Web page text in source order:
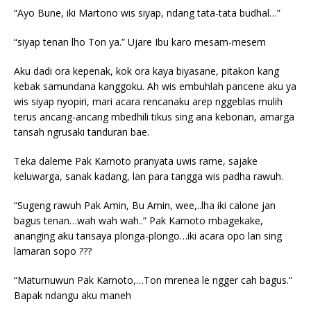
“Ayo Bune, iki Martono wis siyap, ndang tata-tata budhal…”
“siyap tenan lho Ton ya.” Ujare Ibu karo mesam-mesem
Aku dadi ora kepenak, kok ora kaya biyasane, pitakon kang
kebak samundana kanggoku. Ah wis embuhlah pancene aku ya
wis siyap nyopiri, mari acara rencanaku arep nggeblas mulih
terus ancang-ancang mbedhili tikus sing ana kebonan, amarga
tansah ngrusaki tanduran bae.
Teka daleme Pak Karnoto pranyata uwis rame, sajake
keluwarga, sanak kadang, lan para tangga wis padha rawuh.
“Sugeng rawuh Pak Amin, Bu Amin, wee,..lha iki calone jan
bagus tenan…wah wah wah..” Pak Karnoto mbagekake,
ananging aku tansaya plonga-plongo…iki acara opo lan sing
lamaran sopo ???
“Maturnuwun Pak Karnoto,…Ton mrenea le ngger cah bagus.”
Bapak ndangu aku maneh